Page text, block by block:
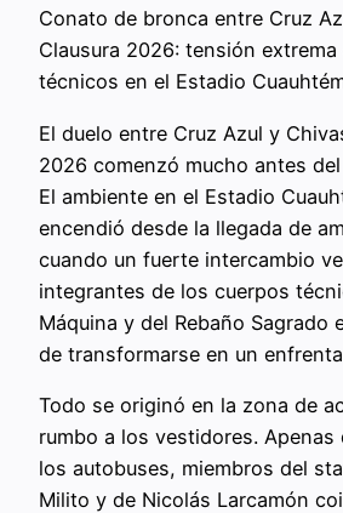
Conato de bronca entre Cruz
Clausura 2026: tensión
técnicos en el Estadio
El duelo entre Cruz Azul y
2026 comenzó mucho antes
El ambiente en el Estadio
encendió desde la llegada de
cuando un fuerte intercambio
integrantes de los cuerpos
Máquina y del Rebaño Sagrado
de transformarse en un
Todo se originó en la zona de
rumbo a los vestidores. Apenas
los autobuses, miembros del
Milito y de Nicolás Larcamón